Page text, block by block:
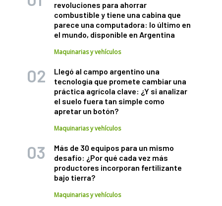
revoluciones para ahorrar
combustible y tiene una cabina que
parece una computadora: lo último en
el mundo, disponible en Argentina
Maquinarias y vehículos
Llegó al campo argentino una
tecnología que promete cambiar una
práctica agrícola clave: ¿Y si analizar
el suelo fuera tan simple como
apretar un botón?
Maquinarias y vehículos
Más de 30 equipos para un mismo
desafío: ¿Por qué cada vez más
productores incorporan fertilizante
bajo tierra?
Maquinarias y vehículos